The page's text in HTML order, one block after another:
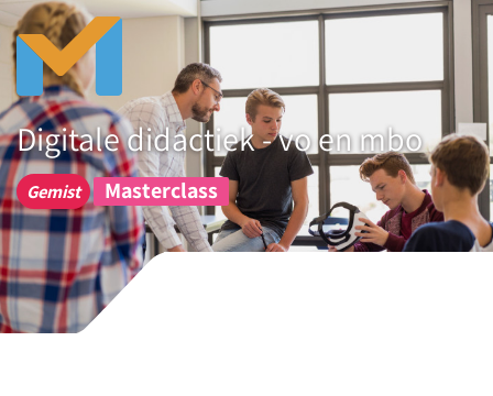
Dat
wil
zien!
Jouw
leerlingen/studenten
laten
zien
hoe
jouw
of
Digitale didactiek - vo en mbo
Gemist Masterclass